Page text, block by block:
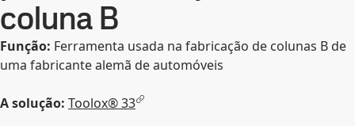
coluna B
Função: Ferramenta usada na fabricação de colunas B de
uma fabricante alemã de automóveis
A solução: Toolox® 33